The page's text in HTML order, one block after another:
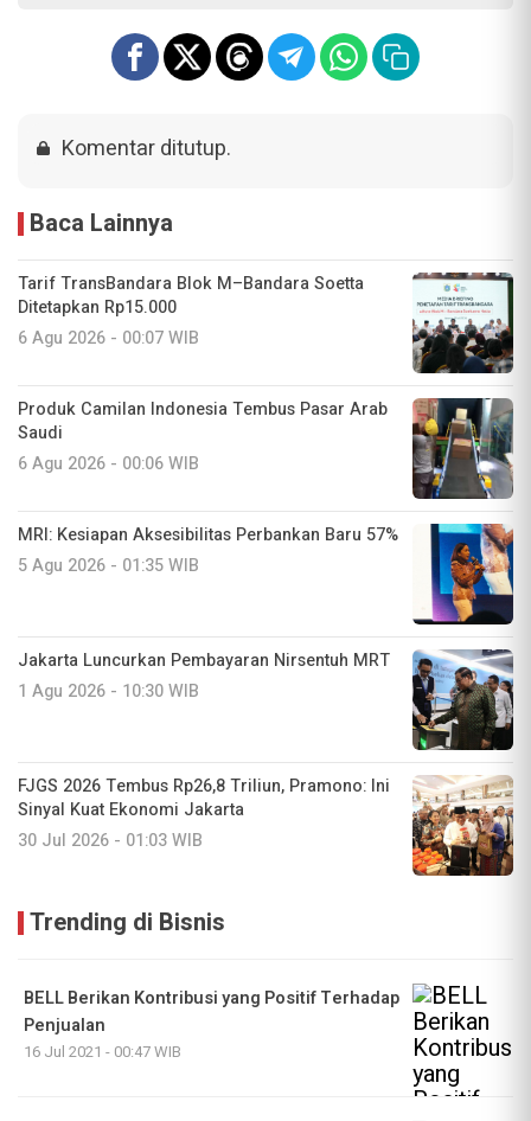
Komentar ditutup.
Baca Lainnya
Tarif TransBandara Blok M–Bandara Soetta
Ditetapkan Rp15.000
6 Agu 2026 - 00:07 WIB
Produk Camilan Indonesia Tembus Pasar Arab
Saudi
6 Agu 2026 - 00:06 WIB
MRI: Kesiapan Aksesibilitas Perbankan Baru 57%
5 Agu 2026 - 01:35 WIB
Jakarta Luncurkan Pembayaran Nirsentuh MRT
1 Agu 2026 - 10:30 WIB
FJGS 2026 Tembus Rp26,8 Triliun, Pramono: Ini
Sinyal Kuat Ekonomi Jakarta
30 Jul 2026 - 01:03 WIB
Trending di Bisnis
BELL Berikan Kontribusi yang Positif Terhadap
Penjualan
16 Jul 2021 - 00:47 WIB